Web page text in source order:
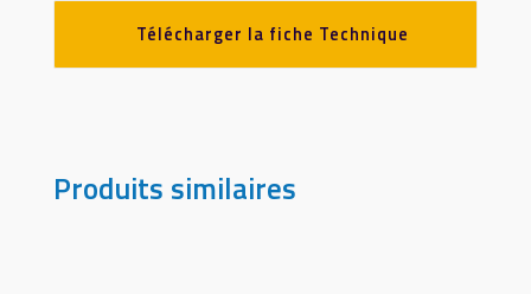
Télécharger la fiche Technique
Produits similaires